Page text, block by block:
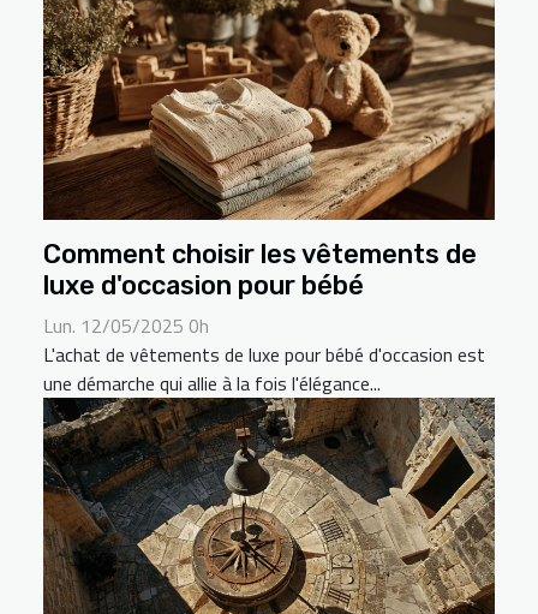
Comment choisir les vêtements de
luxe d'occasion pour bébé
Lun. 12/05/2025 0h
L'achat de vêtements de luxe pour bébé d'occasion est
une démarche qui allie à la fois l'élégance...